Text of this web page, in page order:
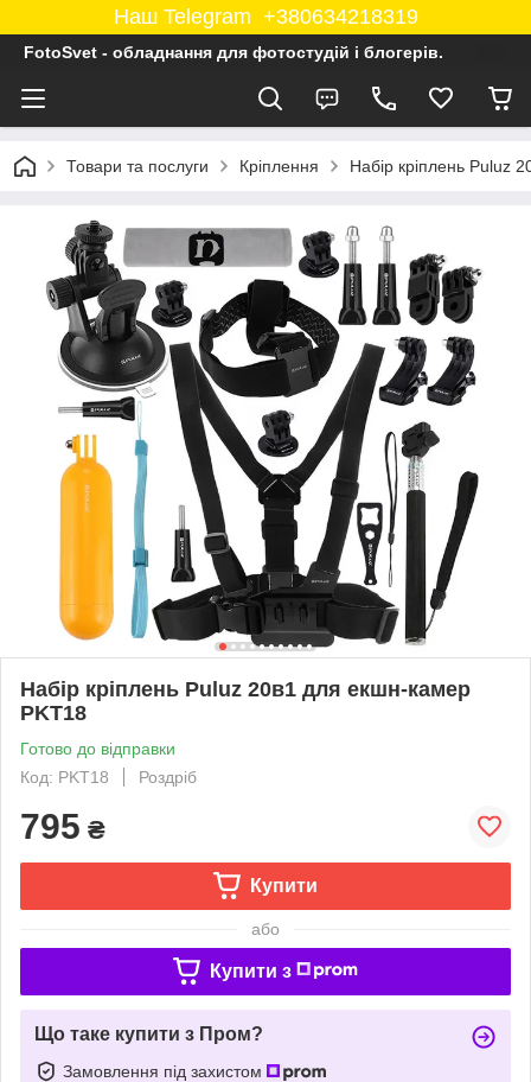
Наш Telegram +380634218319
FotoSvet - обладнання для фотостудій і блогерів.
Товари та послуги Кріплення Набір кріплень Puluz
Набір кріплень Puluz 20в1 для екшн-камер
PKT18
Готово до відправки
Код: PKT18
Роздріб
795 ₴
Купити
або
Купити з
Що таке купити з Пром?
Замовлення під захистом